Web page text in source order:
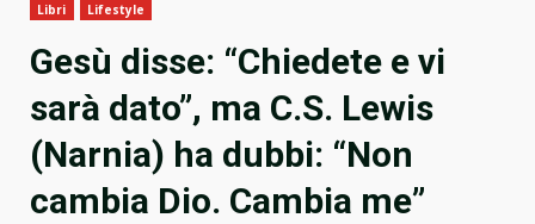
Libri Lifestyle
Gesù disse: “Chiedete e vi
sarà dato”, ma C.S. Lewis
(Narnia) ha dubbi: “Non
cambia Dio. Cambia me”